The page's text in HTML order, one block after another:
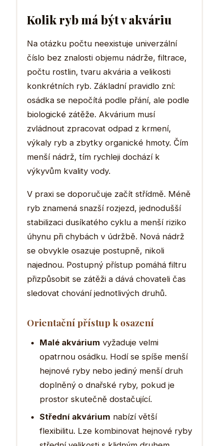
Kolik ryb má být v akváriu
Na otázku počtu neexistuje univerzální
číslo bez znalosti objemu nádrže, filtrace,
počtu rostlin, tvaru akvária a velikosti
konkrétních ryb. Základní pravidlo zní:
osádka se nepočítá podle přání, ale podle
biologické zátěže. Akvárium musí
zvládnout zpracovat odpad z krmení,
výkaly ryb a zbytky organické hmoty. Čím
menší nádrž, tím rychleji dochází k
výkyvům kvality vody.
V praxi se doporučuje začít střídmě. Méně
ryb znamená snazší rozjezd, jednodušší
stabilizaci dusíkatého cyklu a menší riziko
úhynu při chybách v údržbě. Nová nádrž
se obvykle osazuje postupně, nikoli
najednou. Postupný přístup pomáhá filtru
přizpůsobit se zátěži a dává chovateli čas
sledovat chování jednotlivých druhů.
Orientační přístup k osazení
Malé akvárium vyžaduje velmi
opatrnou osádku. Hodí se spíše menší
hejnové ryby nebo jediný menší druh
doplněný o dnařské ryby, pokud je
prostor skutečně dostačující.
Střední akvárium nabízí větší
flexibilitu. Lze kombinovat hejnové ryby